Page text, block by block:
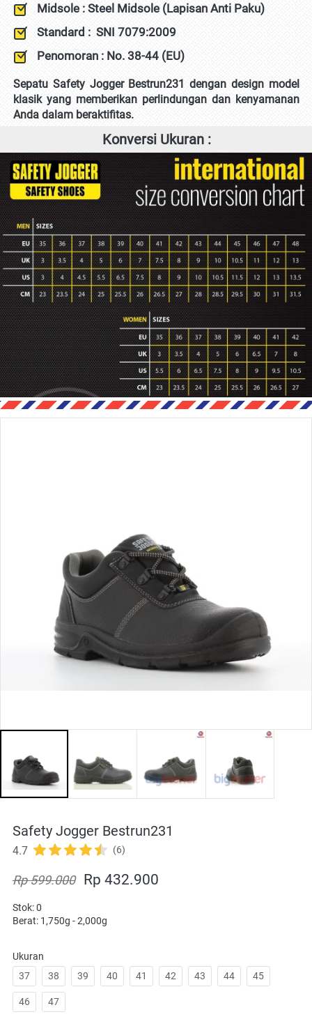
Midsole : Steel Midsole (Lapisan Anti Paku)
Standard : SNI 7079:2009
Penomoran : No. 38-44 (EU)
Sepatu Safety Jogger Bestrun231 dengan design model
klasik yang memberikan perlindungan dan kenyamanan
Anda dalam beraktifitas.
Konversi Ukuran :
Safety Jogger Bestrun231
4.7 (6)
Rp 599.000 Rp 432.900
Stok: 0
Berat: 1,750g - 2,000g
Ukuran
37
38 39 40 41 42 43 44 45
46 47